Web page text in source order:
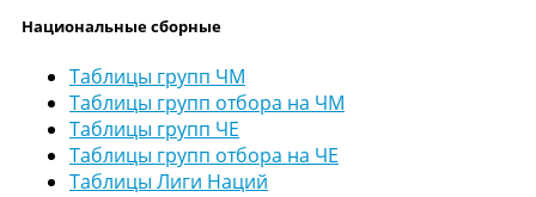
Национальные сборные
Таблицы групп ЧМ
Таблицы групп отбора на ЧМ
Таблицы групп ЧЕ
Таблицы групп отбора на ЧЕ
Таблицы Лиги Наций